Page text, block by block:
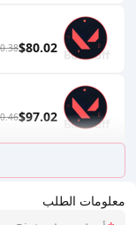
معلومات الطلب
$80.02
$97.02